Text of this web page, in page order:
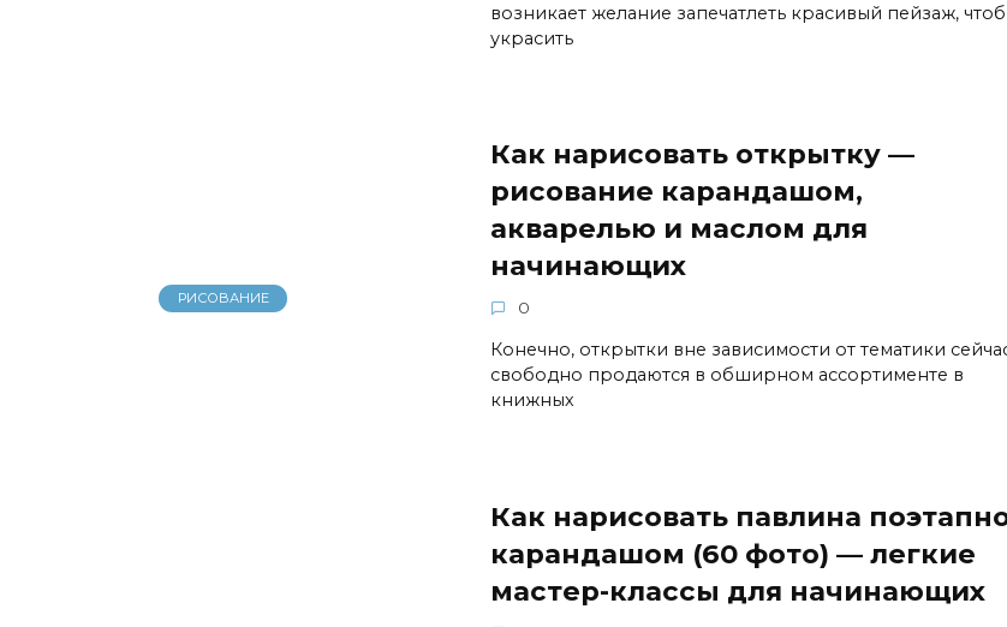
возникает желание запечатлеть красивый пейзаж,
украсить
РИСОВАНИЕ
Как нарисовать открытку —
рисование карандашом,
акварелью и маслом для
начинающих
0
Конечно, открытки вне зависимости от тематики
свободно продаются в обширном ассортименте в
книжных
Как нарисовать павлина
карандашом (60 фото) — легкие
мастер-классы для начинающих